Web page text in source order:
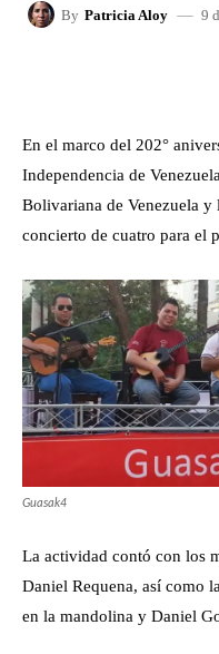
By Patricia Aloy 9
En el marco del 202°
Independencia de
Bolivariana de Venezuela y
concierto de cuatro para el
Guasak4
La actividad contó con los
Daniel Requena, así como
en la mandolina y Daniel